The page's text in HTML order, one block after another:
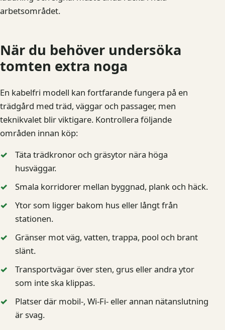
arbetsområdet.
När du behöver undersöka
tomten extra noga
En kabelfri modell kan fortfarande fungera på en
trädgård med träd, väggar och passager, men
teknikvalet blir viktigare. Kontrollera följande
områden innan köp:
Täta trädkronor och gräsytor nära höga
husväggar.
Smala korridorer mellan byggnad, plank och häck.
Ytor som ligger bakom hus eller långt från
stationen.
Gränser mot väg, vatten, trappa, pool och brant
slänt.
Transportvägar över sten, grus eller andra ytor
som inte ska klippas.
Platser där mobil-, Wi-Fi- eller annan nätanslutning
är svag.